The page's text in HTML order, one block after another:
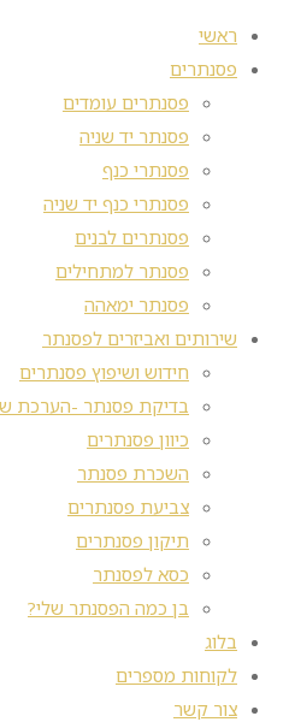
ראשי
פסנתרים
פסנתרים עומדים
פסנתר יד שניה
פסנתרי כנף
פסנתרי כנף יד שניה
פסנתרים לבנים
פסנתר למתחילים
פסנתר ימאהה
שירותים ואביזרים לפסנתר
חידוש ושיפוץ פסנתרים
בדיקת פסנתר -הערכת
כיוון פסנתרים
השכרת פסנתר
צביעת פסנתרים
תיקון פסנתרים
כסא לפסנתר
בן כמה הפסנתר שלי?
בלוג
לקוחות מספרים
צור קשר